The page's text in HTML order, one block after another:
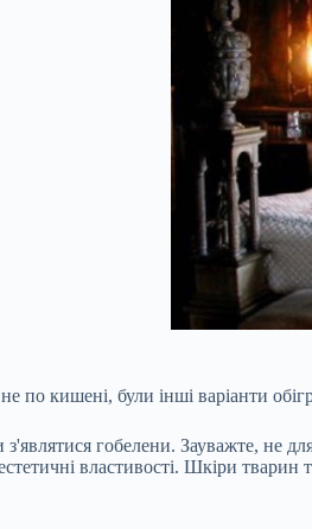
по кишені, були інші варіанти
з'являтися гобелени. Зауважте, не
властивості. Шкіри